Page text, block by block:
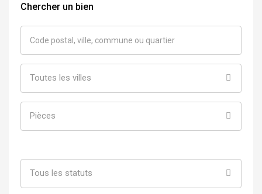
Chercher un bien
Toutes les villes
Pièces
Tous les statuts